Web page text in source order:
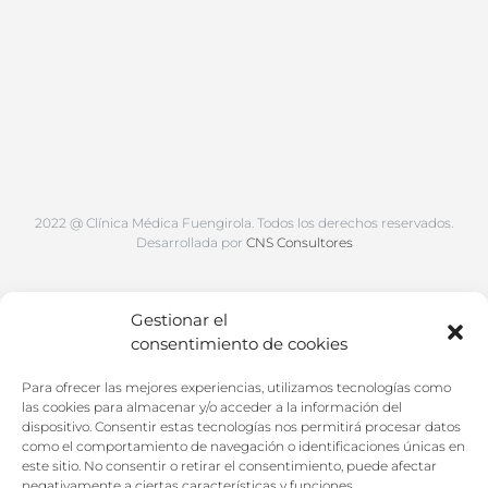
Gestionar el
consentimiento de cookies
Para ofrecer las mejores experiencias, utilizamos tecnologías como
las cookies para almacenar y/o acceder a la información del
dispositivo. Consentir estas tecnologías nos permitirá procesar datos
como el comportamiento de navegación o identificaciones únicas en
este sitio. No consentir o retirar el consentimiento, puede afectar
2022 @ Clínica Médica Fuengirola. Todos los derechos reservados.
Desarrollada por CNS Consultores